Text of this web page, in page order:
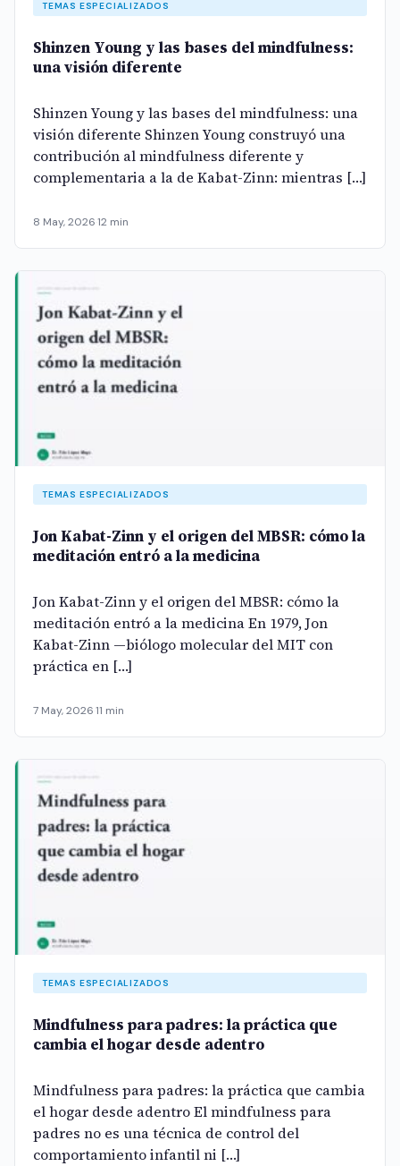
TEMAS ESPECIALIZADOS
Shinzen Young y las bases del mindfulness:
una visión diferente
Shinzen Young y las bases del mindfulness: una
visión diferente Shinzen Young construyó una
contribución al mindfulness diferente y
complementaria a la de Kabat-Zinn: mientras […]
8 May, 202612 min
TEMAS ESPECIALIZADOS
Jon Kabat-Zinn y el origen del MBSR: cómo la
meditación entró a la medicina
Jon Kabat-Zinn y el origen del MBSR: cómo la
meditación entró a la medicina En 1979, Jon
Kabat-Zinn —biólogo molecular del MIT con
práctica en […]
7 May, 202611 min
TEMAS ESPECIALIZADOS
Mindfulness para padres: la práctica que
cambia el hogar desde adentro
Mindfulness para padres: la práctica que cambia
el hogar desde adentro El mindfulness para
padres no es una técnica de control del
comportamiento infantil ni […]